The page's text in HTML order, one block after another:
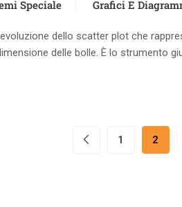
Speciale Grafici E
dello scatter plot che
delle bolle. È lo strumento
1 2